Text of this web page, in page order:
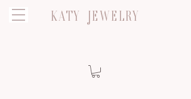
KATY JEWELRY